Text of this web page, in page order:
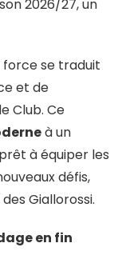
2026/27, un
force se traduit
et de
Club. Ce
à un
à équiper les
défis,
Giallorossi.
en fin